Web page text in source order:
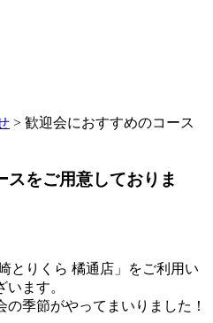
> 歓迎会におすすめのコース
スをご用意しておりま
とりくら 橘通店」をご利用い
ます。
季節がやってまいりました！